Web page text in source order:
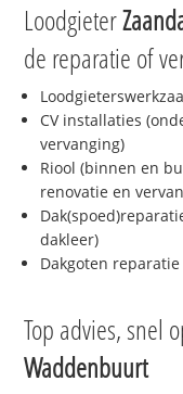
Loodgieter
de reparatie of
CV installaties
vervanging)
Riool (binnen en
renovatie en
dakleer)
Dakgoten
Top advies, snel
Waddenbuurt